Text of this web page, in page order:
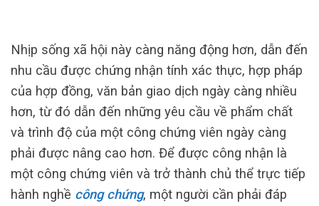
Nhịp sống xã hội này càng năng động hơn, dẫn đến
nhu cầu được chứng nhận tính xác thực, hợp pháp
của hợp đồng, văn bản giao dịch ngày càng nhiều
hơn, từ đó dẫn đến những yêu cầu về phẩm chất
và trình độ của một công chứng viên ngày càng
phải được nâng cao hơn. Để được công nhận là
một công chứng viên và trở thành chủ thể trực tiếp
hành nghề công chứng, một người cần phải đáp